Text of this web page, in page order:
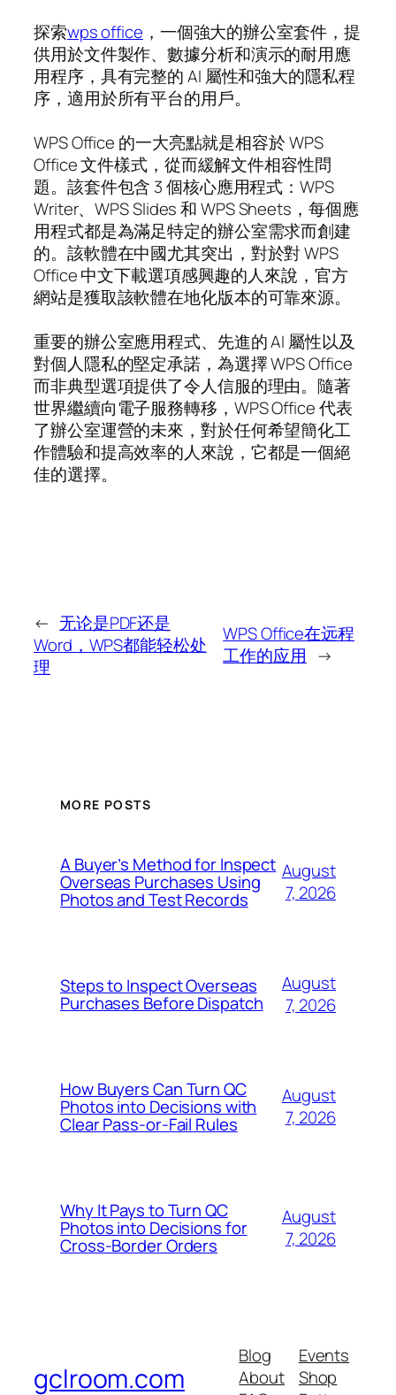
探索wps office ，一個強大的辦公室套件，提
供用於文件製作、數據分析和演示的耐用應
用程序，具有完整的 AI 屬性和強大的隱私程
序，適用於所有平台的用戶。
WPS Office 的一大亮點就是相容於 WPS
Office 文件樣式，從而緩解文件相容性問
題。該套件包含 3 個核心應用程式：WPS
Writer、WPS Slides 和 WPS Sheets，每個應
用程式都是為滿足特定的辦公室需求而創建
的。該軟體在中國尤其突出，對於對 WPS
Office 中文下載選項感興趣的人來說，官方
網站是獲取該軟體在地化版本的可靠來源。
重要的辦公室應用程式、先進的 AI 屬性以及
對個人隱私的堅定承諾，為選擇 WPS Office
而非典型選項提供了令人信服的理由。隨著
世界繼續向電子服務轉移，WPS Office 代表
了辦公室運營的未來，對於任何希望簡化工
作體驗和提高效率的人來說，它都是一個絕
佳的選擇。
← 无论是PDF还是
Word，WPS都能轻松处
理
WPS Office在远程
工作的应用 →
MORE POSTS
A Buyer’s Method for Inspect
Overseas Purchases Using
Photos and Test Records
August
7, 2026
Steps to Inspect Overseas
Purchases Before Dispatch
August
7, 2026
How Buyers Can Turn QC
Photos into Decisions with
Clear Pass-or-Fail Rules
August
7, 2026
Why It Pays to Turn QC
Photos into Decisions for
Cross-Border Orders
August
7, 2026
gclroom.com
Blog
About
Events
Shop